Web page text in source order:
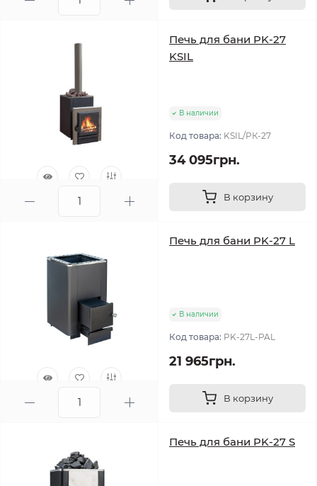
Печь для бани PK-27
KSIL
В наличии
Код товара: KSIL/PК-27
34 095грн.
В корзину
Печь для бани PK-27 L
В наличии
Код товара: PK-27L-PAL
21 965грн.
В корзину
Печь для бани PK-27 S